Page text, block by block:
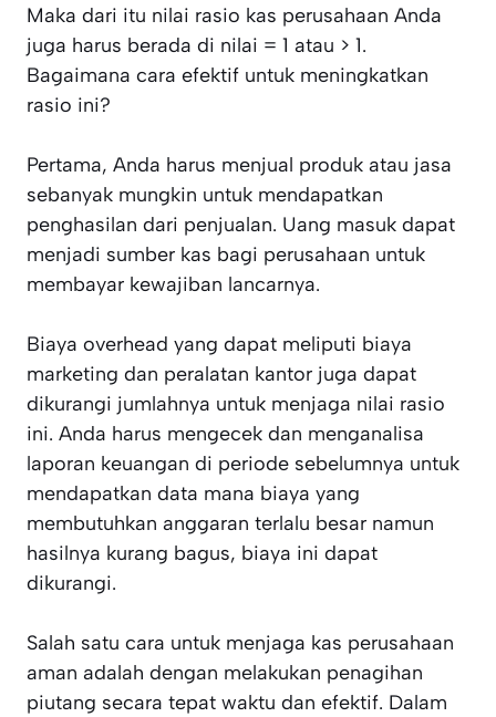
Maka dari itu nilai rasio kas perusahaan Anda
juga harus berada di nilai = 1 atau > 1.
Bagaimana cara efektif untuk meningkatkan
rasio ini?
Pertama, Anda harus menjual produk atau jasa
sebanyak mungkin untuk mendapatkan
penghasilan dari penjualan. Uang masuk dapat
menjadi sumber kas bagi perusahaan untuk
membayar kewajiban lancarnya.
Biaya overhead yang dapat meliputi biaya
marketing dan peralatan kantor juga dapat
dikurangi jumlahnya untuk menjaga nilai rasio
ini. Anda harus mengecek dan menganalisa
laporan keuangan di periode sebelumnya untuk
mendapatkan data mana biaya yang
membutuhkan anggaran terlalu besar namun
hasilnya kurang bagus, biaya ini dapat
dikurangi.
Salah satu cara untuk menjaga kas perusahaan
aman adalah dengan melakukan penagihan
piutang secara tepat waktu dan efektif. Dalam